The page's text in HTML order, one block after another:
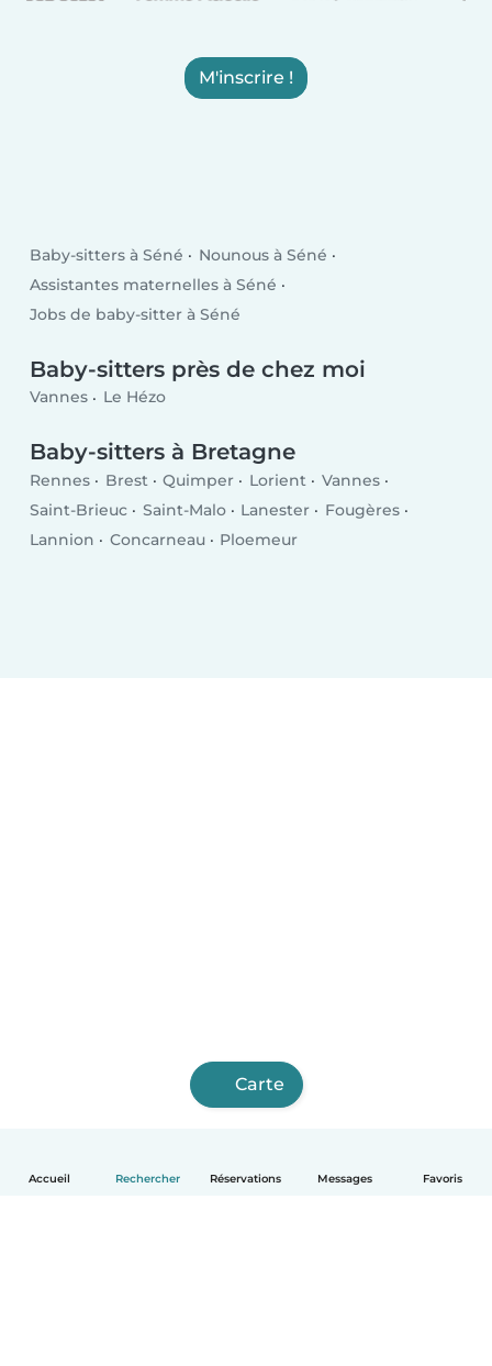
Accueil Rechercher Réservations Messages Favoris
M'inscrire !
Baby-sitters à Séné
Nounous à Séné
Assistantes maternelles à Séné
Jobs de baby-sitter à Séné
Baby-sitters près de chez moi
Vannes Le Hézo
Baby-sitters à Bretagne
Rennes Brest Quimper Lorient
Vannes
Saint-Brieuc
Saint-Malo Lanester
Fougères
Lannion
Concarneau Ploemeur
Carte